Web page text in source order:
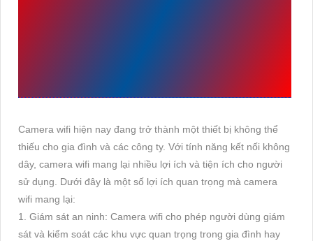
Camera wifi hiện nay đang trở thành một thiết bị không thể
thiếu cho gia đình và các công ty. Với tính năng kết nối không
dây, camera wifi mang lại nhiều lợi ích và tiện ích cho người
sử dụng. Dưới đây là một số lợi ích quan trọng mà camera
wifi mang lại:
1. Giám sát an ninh: Camera wifi cho phép người dùng giám
sát và kiểm soát các khu vực quan trọng trong gia đình hay